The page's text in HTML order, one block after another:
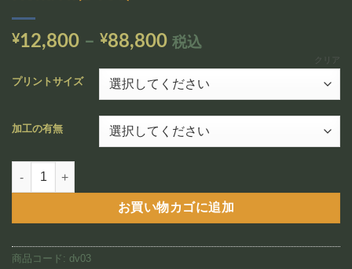
¥12,800 – ¥88,800価
帯:
¥12,800
–
¥88,800
税込
プリントサイズ
加工の有無
クリア
Honu HI(DV03)個
お買い物カゴに追加
商品コード: dv03